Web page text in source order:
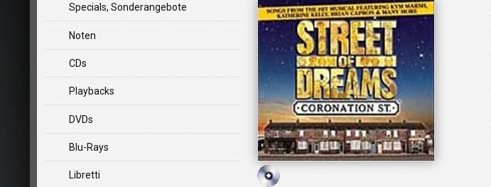
Specials, Sonderangebote
Noten
CDs
Playbacks
DVDs
Blu-Rays
Libretti